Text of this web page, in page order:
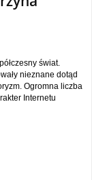
świat.
nieznane dotąd
Ogromna liczba
Internetu